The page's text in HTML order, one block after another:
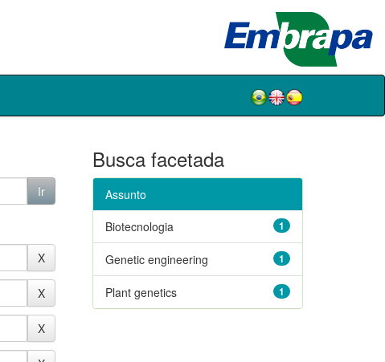
Busca facetada
Assunto
1
Biotecnologia
1
Genetic engineering
1
Plant genetics